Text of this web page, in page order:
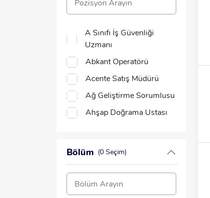
A Sınıfı İş Güvenliği
Uzmanı
Abkant Operatörü
Acente Satış Müdürü
Ağ Geliştirme Sorumlusu
Ahşap Doğrama Ustası
Görevlisi
Analist
Animatör
Bölüm (0 Seçim)